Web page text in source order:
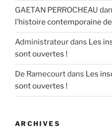
GAETAN PERROCHEAU
l’histoire contemporaine
Administrateurdans Les
sont ouvertes !
De Ramecourtdans Les
sont ouvertes !
ARCHIVES